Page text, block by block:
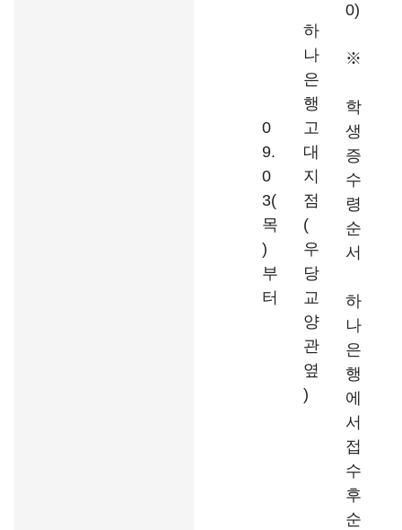
0)
※
학
생
증
수
령
순
서
하
나
은
행
에
서
접
수
후
순
0
9.
0
3(
목
)
부
터
하
나
은
행
고
대
지
점
(
우
당
교
양
관
옆
)